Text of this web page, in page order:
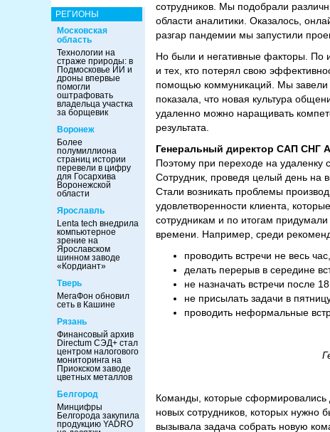
РЕГИОНЫ
Московская
область
Технологии на
страже природы: в
Подмосковье ИИ и
дроны впервые
помогли
оштрафовать
владельца участка
за борщевик
Воронеж
Более
полумиллиона
страниц истории
перевели в цифру
для Госархива
Воронежской
области
Ярославль
Lenta tech внедрила
компьютерное
зрение на
Ярославском
шинном заводе
«Кордиант»
Тверь
МегаФон обновил
сеть в Кашине
Рязань
Финансовый архив
Directum СЭД+ стал
центром налогового
мониторинга на
Приокском заводе
цветных металлов
Белгород
Минцифры
Белгорода закупила
продукцию YADRO
сотрудников. Мы подобрали
области аналитики. Оказалось,
разгар пандемии мы запустили
Но были и негативные факторы. По
и тех, кто потерял свою
помощью коммуникаций. Мы
показала, что новая культура
удаленно можно наращивать
результата.
Генеральный директор САП СНГ
Поэтому при переходе на удаленку
Сотрудник, проведя целый день на
Стали возникать проблемы
удовлетворенности клиента,
сотрудникам и по итогам
времени. Например, среди
проводить встречи не весь
делать перерыв в середине
не назначать встречи после
не присылать задачи в
проводить неформальные
Команды, которые сформировались
новых сотрудников, которых
вызывала задача собрать новую